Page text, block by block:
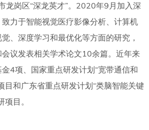
龙岗区“深龙英才”。2020年9月加入深
力于智能视觉医疗影像分析、计算机
、深度学习和最优化等方面的研究，
议发表相关学术论文10余篇。近年来
4项、国家重点研发计划“宽带通信和
目和广东省重点研发计划“类脑智能关键
目。